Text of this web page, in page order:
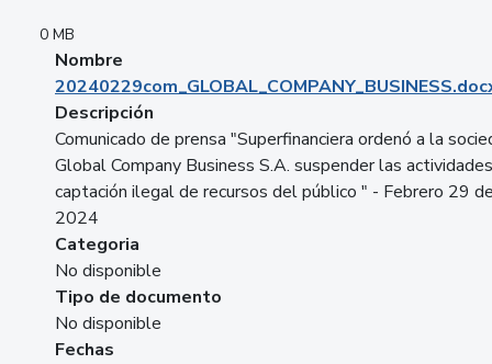
0 MB
Nombre
Descripción
Comunicado de prensa "Superfinanciera ordenó a la
Global Company Business S.A. suspender las
captación ilegal de recursos del público " - Febrero 29
2024
Categoria
No disponible
Tipo de documento
No disponible
Fechas